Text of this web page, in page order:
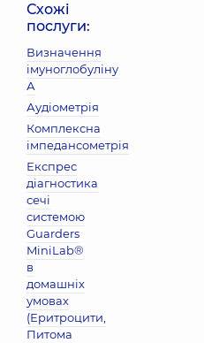
Схожі
послуги:
Визначення
імуноглобуліну
А
Аудіометрія
Комплексна
імпедансометрія
Експрес
діагностика
сечі
системою
Guarders
MiniLab®
в
домашніх
умовах
(Еритроцити,
Питома